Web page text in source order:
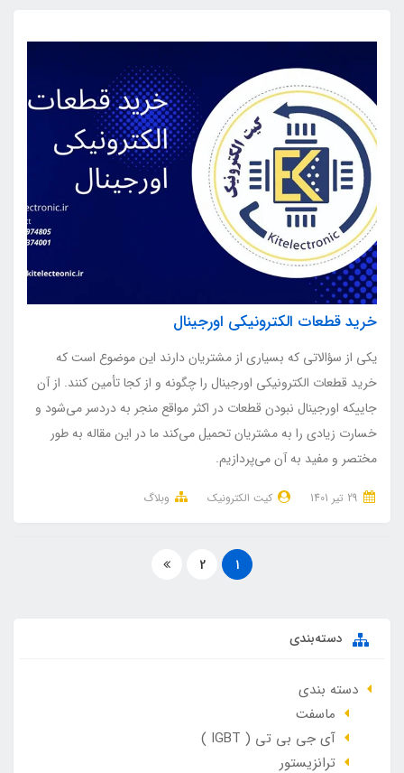
خرید قطعات الکترونیکی اورجینال
یکی از سؤالاتی که بسیاری از مشتریان دارند این موضوع است که
خرید قطعات الکترونیکی اورجینال را چگونه و از کجا تأمین کنند. از آن
جاییکه اورجینال نبودن قطعات در اکثر مواقع منجر به دردسر می‌شود و
خسارت زیادی را به مشتریان تحمیل می‌کند ما در این مقاله به طور
مختصر و مفید به آن می‌پردازیم.
کیت الکترونیک وبلاگ
1
2
دسته‌بندی
دسته بندی
ماسفت
آی جی بی تی ( IGBT )
ترانزیستور